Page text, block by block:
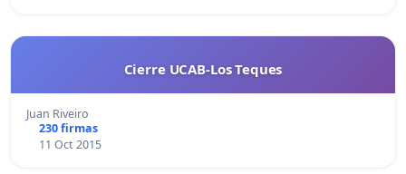
Cierre UCAB-Los Teques
Juan Riveiro
230 firmas
11 Oct 2015